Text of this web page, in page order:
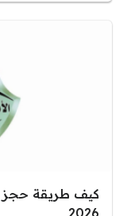
كيف طريقة حجز